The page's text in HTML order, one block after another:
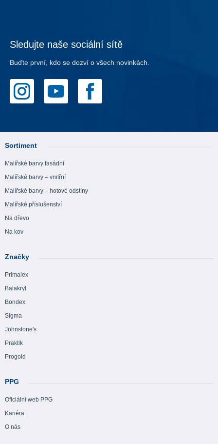
Sledujte naše sociální sítě
Buďte první, kdo se dozví o všech novinkách.
Sortiment
Malířské barvy fasádní
Malířské barvy – vnitřní
Malířské barvy – hotové odstíny
Malířské příslušenství
Na dřevo
Na kov
Značky
Primalex
Balakryl
Bondex
Sigma
Johnstone's
Praktik
Progold
PPG
Oficiální web PPG
Kariéra
O nás